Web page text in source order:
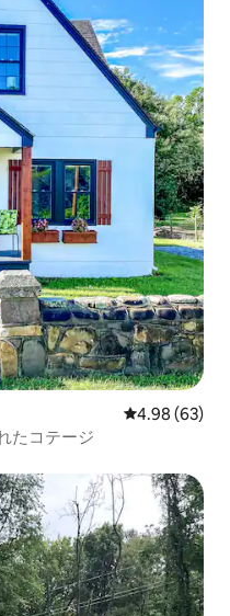
レビュー63
4.98 (63)
たコテージ